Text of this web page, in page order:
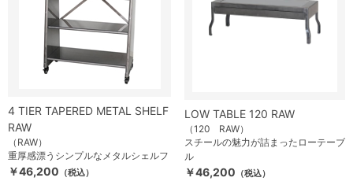
4 TIER TAPERED METAL SHELF
RAW
（RAW）
重厚感漂うシンプルなメタルシェルフ
￥46,200 （税込）
LOW TABLE 120 RAW
（120 RAW）
スチールの魅力が詰まったローテーブ
ル
￥46,200 （税込）